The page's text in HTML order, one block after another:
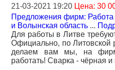
21-03-2021 19:20 Цена: 30
Предложения фирм: Работа
и Волынская область ...
Для работы в Литве
Официально, по Литовской
делаем вам мы, на
работать! Сварка - чёрная